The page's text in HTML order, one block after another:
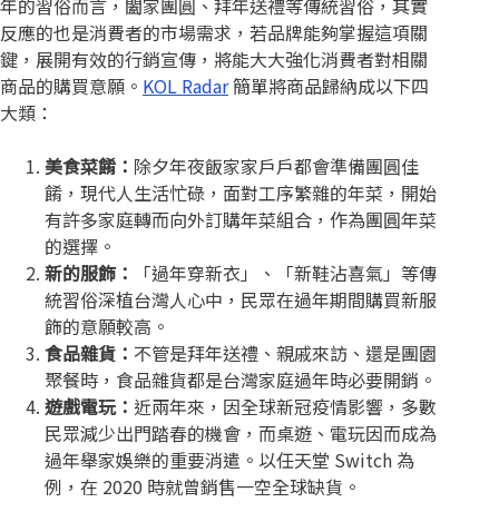
年的習俗而言，闔家團圓、拜年送禮等傳統習俗，其實
反應的也是消費者的市場需求，若品牌能夠掌握這項關
鍵，展開有效的行銷宣傳，將能大大強化消費者對相關
商品的購買意願。 KOL Radar簡單將商品歸納成以下四
大類：
美食菜餚： 除夕年夜飯家家戶戶都會準備團圓佳
餚，現代人生活忙碌，面對工序繁雜的年菜，開始
有許多家庭轉而向外訂購年菜組合，作為團圓年菜
的選擇。
新的服飾：
「過年穿新衣」、「新鞋沾喜氣」等傳
統習俗深植台灣人心中，民眾在過年期間購買新服
飾的意願較高。
食品雜貨： 不管是拜年送禮、親戚來訪、還是團園
聚餐時，食品雜貨都是台灣家庭過年時必要開銷。
遊戲電玩： 近兩年來，因全球新冠疫情影響，多數
民眾減少出門踏春的機會，而桌遊、電玩因而成為
過年舉家娛樂的重要消遣。以任天堂 Switch 為
例，在 2020 時就曾銷售一空全球缺貨。